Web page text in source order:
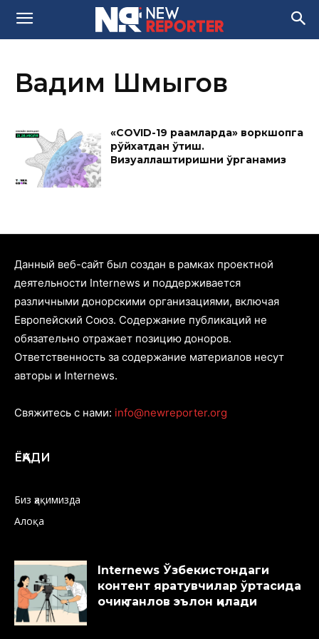
Вадим Шмыгов
«COVID-19 рақамларда» воркшопга
рўйхатдан ўтиш.
Визуаллаштиришни ўрганамиз
Данный веб-сайт был создан в рамках проектной
деятельности Internews и поддерживается
различными донорскими организациями, включая
Европейский Союз. Содержание публикаций не
обязательно отражает позицию доноров.
Ответственность за содержание материалов несут
авторы и Internews.
Свяжитесь с нами: info@newreporter.org
ЁҚАДИ
Биз ҳақимизда
Алоқа
Internews Ўзбекистондаги
контент яратувчилар ўртасида
очиқ танлов эълон қилади